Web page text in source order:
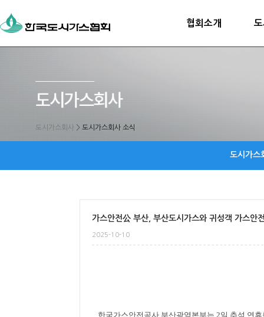
협회소개
도시가스회사 > 도시가스회사 소식
도시가스
가스안전公 부산, 부산도시가스와 귀성객 가스안
2025-10-10
한국가스안전공사 부산광역본부는 2일 추석 연